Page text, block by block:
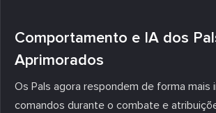
Comportamento e IA dos
Aprimorados
Os Pals agora respondem de forma mais
comandos durante o combate e